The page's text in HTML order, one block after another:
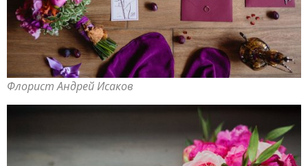
Флорист Андрей Исаков